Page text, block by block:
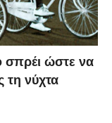
σπρέι ώστε να
τη νύχτα